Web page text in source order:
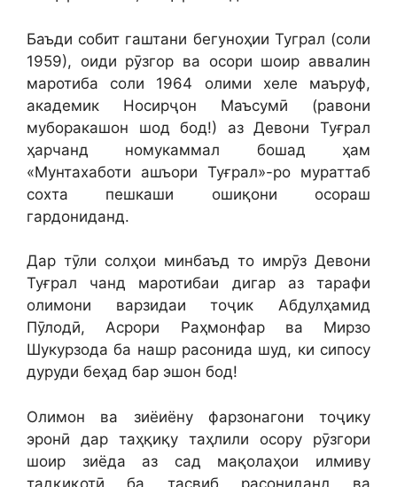
Баъди собит гаштани бегуноҳии Туграл (соли
1959), оиди рӯзгор ва осори шоир аввалин
маротиба соли 1964 олими хеле маъруф,
академик Носирҷон Маъсумӣ (равони
муборакашон шод бод!) аз Девони Туғрал
ҳарчанд номукаммал бошад ҳам
«Мунтахаботи ашъори Туғрал»-ро мураттаб
сохта пешкаши ошиқони осораш
гардониданд.
Дар тӯли солҳои минбаъд то имрӯз Девони
Туғрал чанд маротибаи дигар аз тарафи
олимони варзидаи тоҷик Абдулҳамид
Пӯлодӣ, Асрори Раҳмонфар ва Мирзо
Шукурзода ба нашр расонида шуд, ки сипосу
дуруди беҳад бар эшон бод!
Олимон ва зиёиёну фарзонагони тоҷику
эронӣ дар таҳқиқу таҳлили осору рӯзгори
шоир зиёда аз сад мақолаҳои илмиву
тадқиқотӣ ба тасвиб расониданд ва